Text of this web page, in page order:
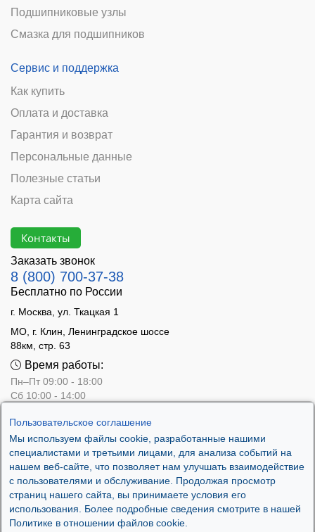
Пользовательское соглашение
Мы используем файлы cookie, разработанные нашими
специалистами и третьими лицами, для анализа событий на
нашем веб-сайте, что позволяет нам улучшать взаимодействие
с пользователями и обслуживание. Продолжая просмотр
страниц нашего сайта, вы принимаете условия его
использования. Более подробные сведения смотрите в нашей
Политике в отношении файлов cookie.
Подшипниковые узлы
Смазка для подшипников
Сервис и поддержка
Как купить
Оплата и доставка
Гарантия и возврат
Персональные данные
Полезные статьи
Карта сайта
Контакты
Заказать звонок
8 (800) 700-37-38
Бесплатно по России
г. Москва, ул. Ткацкая 1
МО, г. Клин, Ленинградское шоссе
88км, стр. 63
Время работы:
Пн–Пт 09:00 - 18:00
Сб 10:00 - 14:00